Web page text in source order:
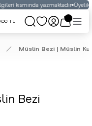
kısmında yazmaktadır Üyelikli
Müslin Bezi | Müslin
Bezi